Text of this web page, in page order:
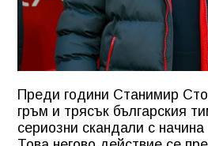
Преди години Станимир
гръм и трясък българския
сериозни скандали с